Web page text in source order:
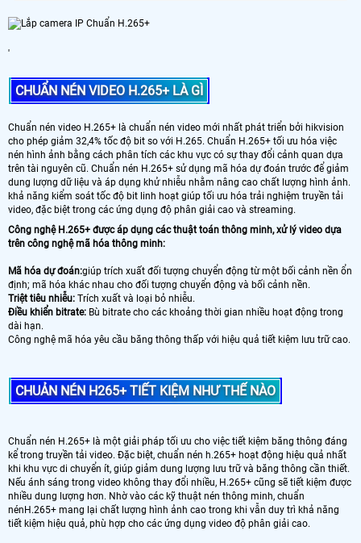
'
CHUẨN NÉN VIDEO H.265+ LÀ GÌ
Chuẩn nén video H.265+ là chuẩn nén video mới nhất phát triển bởi hikvision
cho phép giảm 32,4% tốc độ bit so với H.265. Chuẩn H.265+ tối ưu hóa việc
nén hình ảnh bằng cách phân tích các khu vực có sự thay đổi cảnh quan dựa
trên tài nguyên cũ. Chuẩn nén H.265+ sử dụng mã hóa dự đoán trước để giảm
dung lượng dữ liệu và áp dụng khử nhiễu nhằm nâng cao chất lượng hình ảnh.
khả năng kiểm soát tốc độ bit linh hoạt giúp tối ưu hóa trải nghiệm truyền tải
video, đặc biệt trong các ứng dụng độ phân giải cao và streaming.
Công nghệ H.265+ được áp dụng các thuật toán thông minh, xử lý video dựa
trên công nghệ mã hóa thông minh:
Mã hóa dự đoán:giúp trích xuất đối tượng chuyển động từ một bối cảnh nền ổn
định; mã hóa khác nhau cho đối tượng chuyển động và bối cảnh nền.
Triệt tiêu nhiễu: Trích xuất và loại bỏ nhiễu.
Điều khiển bitrate: Bù bitrate cho các khoảng thời gian nhiều hoạt động trong
dài hạn.
Công nghệ mã hóa yêu cầu băng thông thấp với hiệu quả tiết kiệm lưu trữ cao.
CHUẢN NÉN H265+ TIẾT KIỆM NHƯ THẾ NÀO
Chuẩn nén H.265+ là một giải pháp tối ưu cho việc tiết kiệm băng thông đáng
kể trong truyền tải video. Đặc biệt, chuẩn nén h.265+ hoạt động hiệu quả nhất
khi khu vực di chuyển ít, giúp giảm dung lượng lưu trữ và băng thông cần thiết.
Nếu ánh sáng trong video không thay đổi nhiều, H.265+ cũng sẽ tiết kiệm được
nhiều dung lượng hơn. Nhờ vào các kỹ thuật nén thông minh, chuẩn
nénH.265+ mang lại chất lượng hình ảnh cao trong khi vẫn duy trì khả năng
tiết kiệm hiệu quả, phù hợp cho các ứng dụng video độ phân giải cao.